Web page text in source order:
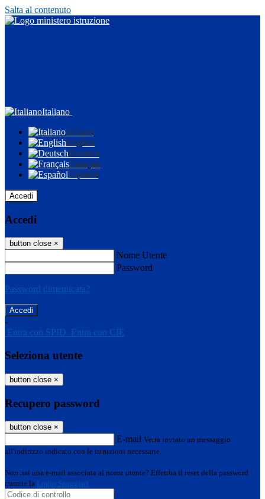
Salta al contenuto
Italiano
Italiano
English
Deutsch
Français
Español
Accedi
Accedi
button close ×
Nome Utente
Password
Password dimenticata?
-
Entra con SPID Entra con CIE
Seleziona utente
button close ×
Recupero password
button close ×
E-mail Verrà inviato un messaggio
all'indirizzo indicato con le istruzioni necessarie.
Non hai una e-mail associata al nome utente? Effettua il reset della password
tramite la Login Spaggiari